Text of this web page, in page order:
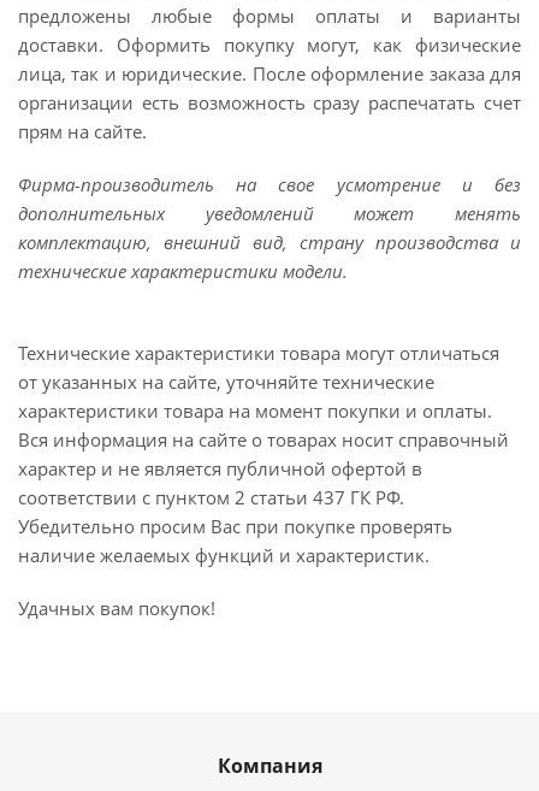
предложены любые формы оплаты и варианты
доставки. Оформить покупку могут, как физические
лица, так и юридические. После оформление заказа для
организации есть возможность сразу распечатать счет
прям на сайте.
Фирма-производитель на свое усмотрение и без
дополнительных уведомлений может менять
комплектацию, внешний вид, страну производства и
технические характеристики модели.
Технические характеристики товара могут отличаться
от указанных на сайте, уточняйте технические
характеристики товара на момент покупки и оплаты.
Вся информация на сайте о товарах носит справочный
характер и не является публичной офертой в
соответствии с пунктом 2 статьи 437 ГК РФ.
Убедительно просим Вас при покупке проверять
наличие желаемых функций и характеристик.
Удачных вам покупок!
Компания